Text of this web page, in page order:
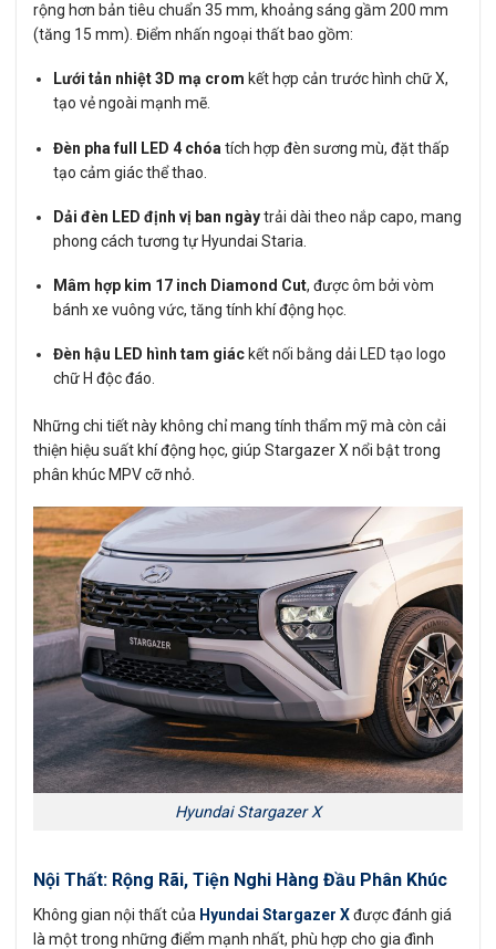
rộng hơn bản tiêu chuẩn 35 mm, khoảng sáng gầm 200 mm
(tăng 15 mm). Điểm nhấn ngoại thất bao gồm:
Lưới tản nhiệt 3D mạ crom kết hợp cản trước hình chữ X,
tạo vẻ ngoài mạnh mẽ.
Đèn pha full LED 4 chóa tích hợp đèn sương mù, đặt thấp
tạo cảm giác thể thao.
Dải đèn LED định vị ban ngàytrải dài theo nắp capo, mang
phong cách tương tự Hyundai Staria.
Mâm hợp kim 17 inch Diamond Cut, được ôm bởi vòm
bánh xe vuông vức, tăng tính khí động học.
Đèn hậu LED hình tam giác kết nối bằng dải LED tạo logo
chữ H độc đáo.
Những chi tiết này không chỉ mang tính thẩm mỹ mà còn cải
thiện hiệu suất khí động học, giúp Stargazer X nổi bật trong
phân khúc MPV cỡ nhỏ.
Hyundai Stargazer X
Nội Thất: Rộng Rãi, Tiện Nghi Hàng Đầu Phân Khúc
Không gian nội thất của Hyundai Stargazer Xđược đánh giá
là một trong những điểm mạnh nhất, phù hợp cho gia đình